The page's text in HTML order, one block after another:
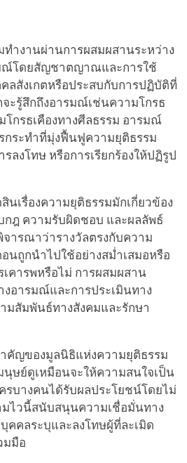
ำงานผ่านการผสมผสานระหว่าง
ณ์โดยสัญชาตญาณและการใช้
ลสังเกตหรือประสบกับการปฏิบัติที่
ะรู้สึกถึงอารมณ์เช่นความโกรธ
กรธเคืองทางศีลธรรม อารมณ์
กระทำที่มุ่งฟื้นฟูความยุติธรรม
ลงโทษ หรือการเรียกร้องให้ปฏิรูป
เรื่องความยุติธรรมมักเกี่ยวข้อง
กฎ ความรับผิดชอบ และผลลัพธ์
ารณาว่ารางวัลตรงกับความ
นถูกนำไปใช้อย่างสม่ำเสมอหรือ
คารพหรือไม่ การผสมผสาน
อารมณ์และการประเมินทาง
สัมพันธ์ทางสังคมและรักษา
คัญของมูลนิธิแห่งความยุติธรรม
นุษย์ดูเหมือนจะให้ความสนใจเป็น
บางคนได้รับผลประโยชน์โดยไม่
ไวนี้สนับสนุนความเชื่อมั่นทาง
คคลระบุและลงโทษผู้ที่ละเมิด
มมือ